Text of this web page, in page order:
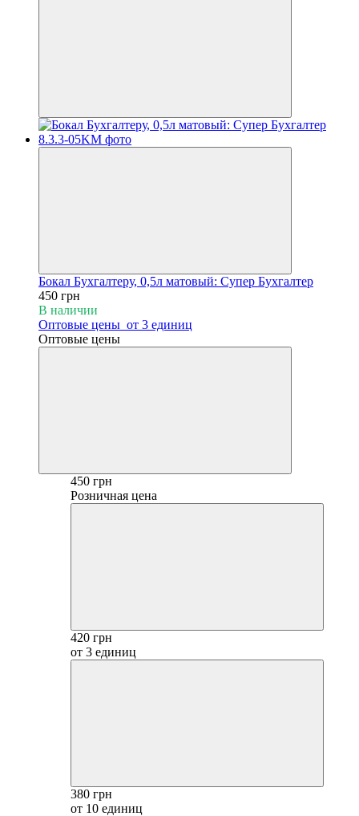
Бокал Бухгалтеру, 0,5л матовый: Супер Бухгалтер
450 грн
В наличии
Оптовые цены от 3 единиц
Оптовые цены
450 грн
Розничная цена
420 грн
от 3 единиц
380 грн
от 10 единиц